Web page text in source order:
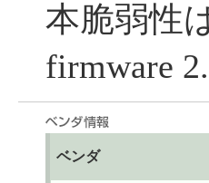
本脆弱性
firmware
ベンダ